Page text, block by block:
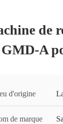
de
GMD-A
d'origine
de marque